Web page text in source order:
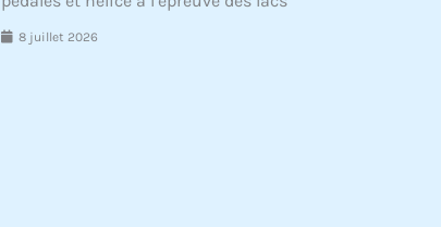
8 juillet 2026